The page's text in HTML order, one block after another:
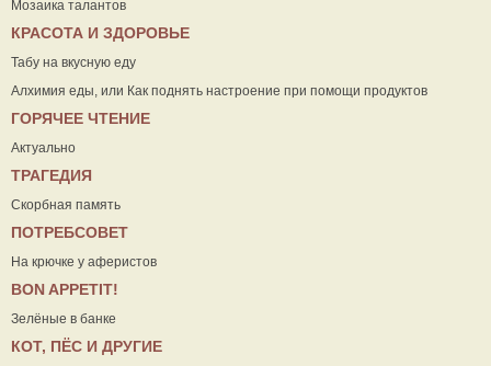
Мозаика талантов
КРАСОТА И ЗДОРОВЬЕ
Табу на вкусную еду
Алхимия еды, или Как поднять настроение при помощи продуктов
ГОРЯЧЕЕ ЧТЕНИЕ
Актуально
ТРАГЕДИЯ
Скорбная память
ПОТРЕБСОВЕТ
На крючке у аферистов
ВON APPETIT!
Зелёные в банке
КОТ, ПЁС И ДРУГИЕ